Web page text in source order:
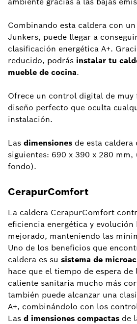
Combinando esta caldera con
Junkers, puede llegar a
clasificación energética A+.
reducido, podrás instalar tu
mueble de cocina.
Ofrece un control digital de muy
diseño perfecto que oculta
instalación.
Las dimensiones de esta caldera
siguientes: 690 x 390 x 280 mm,
fondo).
CerapurComfort
La caldera CerapurComfort
eficiencia energética y evolución
mejorado, manteniendo las
Uno de los beneficios que
caldera es su sistema de
hace que el tiempo de espera de
caliente sanitaria mucho más
también puede alcanzar una
A+, combinándolo con los
Las d imensiones compactas de